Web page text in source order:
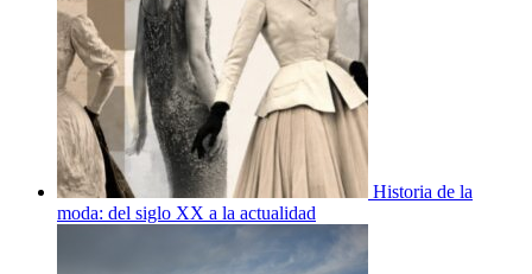
Historia de la
moda: del siglo XX a la actualidad